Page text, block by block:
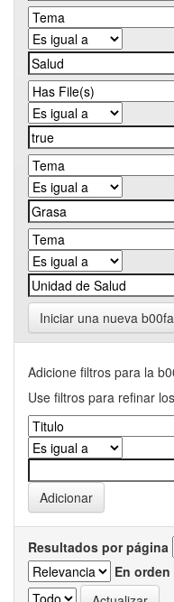
Iniciar una nueva
Adicione filtros para la
Use filtros para refinar
Resultados por página
En orden